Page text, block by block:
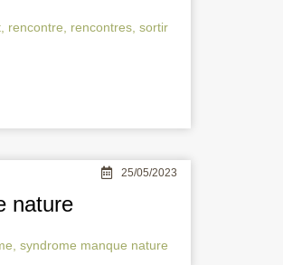
, rencontre rencontres, sortir
25/05/2023
nature
syndrome manque nature